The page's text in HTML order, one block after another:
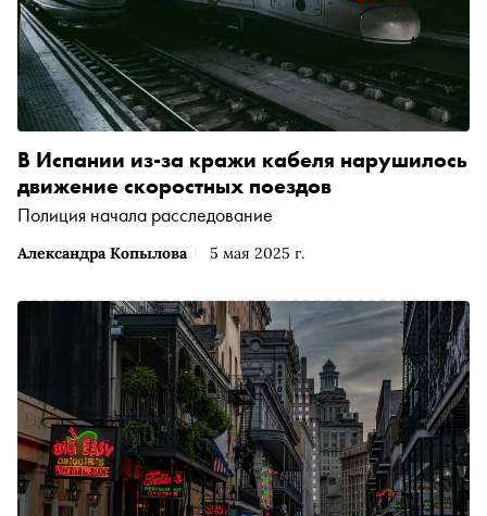
Александра Копылова 5 мая 2025 г.
В Испании из-за кражи кабеля нарушилось
движение скоростных поездов
Полиция начала расследование